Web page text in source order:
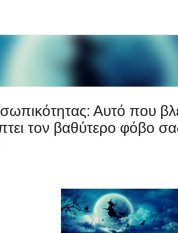
Αυτό που
τον βαθύτερο φόβο